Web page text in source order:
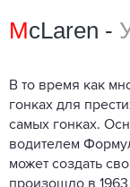
McLaren -
В то время как
гонках для
самых гонках.
водителем
может создать